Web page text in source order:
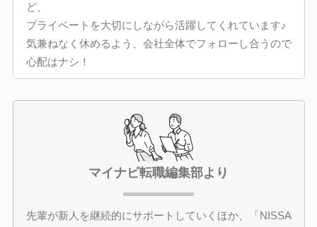
ど、
プライベートを大切にしながら活躍してくれています♪
気兼ねなく休めるよう、会社全体でフォローし合うので
心配はナシ！
マイナビ転職編集部より
先輩が新人を継続的にサポートしていくほか、「NISSA